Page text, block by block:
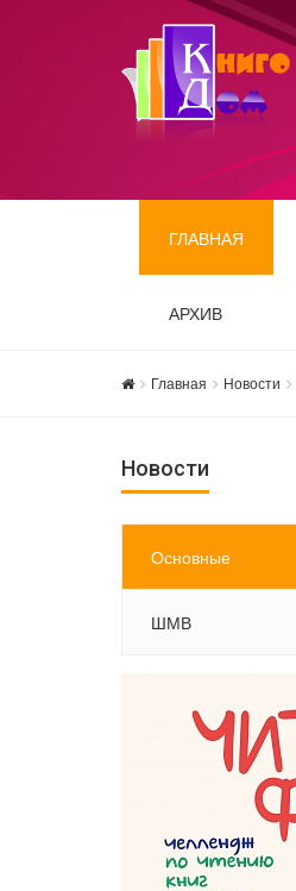
ГЛАВНАЯ
АРХИВ
Главная Новости
Новости
Основные
ШМВ